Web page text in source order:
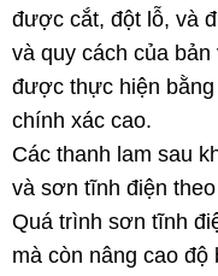
được cắt, đột lỗ, và
và quy cách của
được thực hiện
chính xác cao.
Các thanh lam sau
và sơn tĩnh điện
Quá trình sơn tĩnh
mà còn nâng cao độ